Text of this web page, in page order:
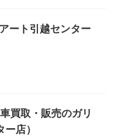
ート引越センター
買取・販売のガリ
店）